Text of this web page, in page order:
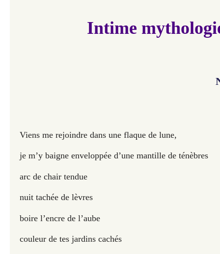
Intime
Viens me rejoindre dans une flaque de lune,
je m’y baigne enveloppée d’une mantille de ténèbres
arc de chair tendue
nuit tachée de lèvres
boire l’encre de l’aube
couleur de tes jardins cachés